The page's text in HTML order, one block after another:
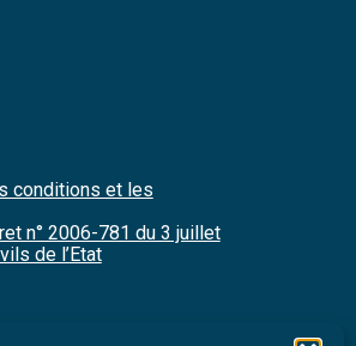
conditions et les
n° 2006-781 du 3 juillet
de l’Etat